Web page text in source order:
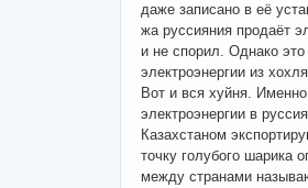
даже записано в её
жа руссияния продаёт
и не спорил. Однако
электроэнергии из
Вот и вся хуйня.
электроэнергии в
Казахстаном
точку голубого шарика
между странами